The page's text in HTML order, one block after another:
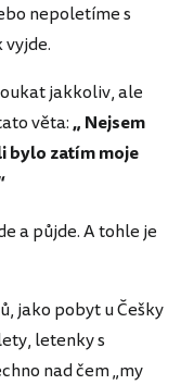
nepoletíme s
jakkoliv, ale
věta:„ Nejsem
bylo zatím moje
a půjde. A tohle je
jako pobyt u Češky
letenky s
nad čem „my